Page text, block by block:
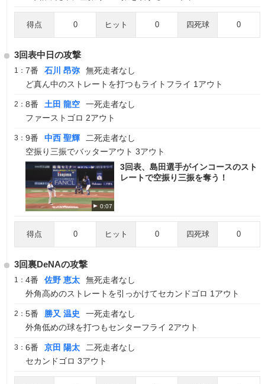
得点 0 ヒット 0 四死球 0
3回表中日の攻撃
1： 7番 石川 昂弥
無死走者なし
ど真ん中のストレートを打つもライトフライ 1アウト
2： 8番 土田 龍空
一死走者なし
ファーストゴロ 2アウト
3： 9番 中西 聖輝
二死走者なし
空振り三振でバッターアウト 3アウト
0:07
3回表、島田選手がインコースのスト
レートで空振り三振を奪う！
得点 0 ヒット 0 四死球 0
3回裏DeNAの攻撃
1： 4番 佐野 恵太
無死走者なし
外角高めのストレートを引っかけてセカンドゴロ 1アウト
2： 5番 勝又 温史
一死走者なし
外角低めの球を打つもセンターフライ 2アウト
3： 6番 京田 陽太
二死走者なし
セカンドゴロ 3アウト